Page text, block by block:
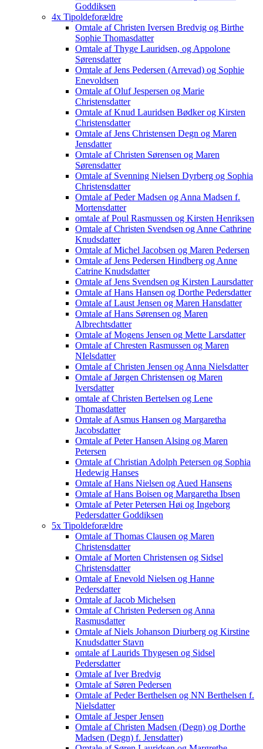
Goddiksen
4x Tipoldeforældre
Omtale af Christen Iversen Bredvig og Birthe
Sophie Thomasdatter
Omtale af Thyge Lauridsen, og Appolone
Sørensdatter
Omtale af Jens Pedersen (Arrevad) og Sophie
Enevoldsen
Omtale af Oluf Jespersen og Marie
Christensdatter
Omtale af Knud Lauridsen Bødker og Kirsten
Christensdatter
Omtale af Jens Christensen Degn og Maren
Jensdatter
Omtale af Christen Sørensen og Maren
Sørensdatter
Omtale af Svenning Nielsen Dyrberg og Sophia
Christensdatter
Omtale af Peder Madsen og Anna Madsen f.
Mortensdatter
omtale af Poul Rasmussen og Kirsten Henriksen
Omtale af Christen Svendsen og Anne Cathrine
Knudsdatter
Omtale af Michel Jacobsen og Maren Pedersen
Omtale af Jens Pedersen Hindberg og Anne
Catrine Knudsdatter
Omtale af Jens Svendsen og Kirsten Laursdatter
Omtale af Hans Hansen og Dorthe Pedersdatter
Omtale af Laust Jensen og Maren Hansdatter
Omtale af Hans Sørensen og Maren
Albrechtsdatter
Omtale af Mogens Jensen og Mette Larsdatter
Omtale af Chresten Rasmussen og Maren
NIelsdatter
Omtale af Christen Jensen og Anna Nielsdatter
Omtale af Jørgen Christensen og Maren
Iversdatter
omtale af Christen Bertelsen og Lene
Thomasdatter
Omtale af Asmus Hansen og Margaretha
Jacobsdatter
Omtale af Peter Hansen Alsing og Maren
Petersen
Omtale af Christian Adolph Petersen og Sophia
Hedewig Hanses
Omtale af Hans Nielsen og Aued Hansens
Omtale af Hans Boisen og Margaretha Ibsen
Omtale af Peter Petersen Høi og Ingeborg
Pedersdatter Goddiksen
5x Tipoldeforældre
Omtale af Thomas Clausen og Maren
Christensdatter
Omtale af Morten Christensen og Sidsel
Christensdatter
Omtale af Enevold Nielsen og Hanne
Pedersdatter
Omtale af Jacob Michelsen
Omtale af Christen Pedersen og Anna
Rasmusdatter
Omtale af Niels Johanson Diurberg og Kirstine
Knudsdatter Stavn
omtale af Laurids Thygesen og Sidsel
Pedersdatter
Omtale af Iver Bredvig
Omtale af Søren Pedersen
Omtale af Peder Berthelsen og NN Berthelsen f.
Nielsdatter
Omtale af Jesper Jensen
Omtale af Christen Madsen (Degn) og Dorthe
Madsen (Degn) f. Jensdatter)